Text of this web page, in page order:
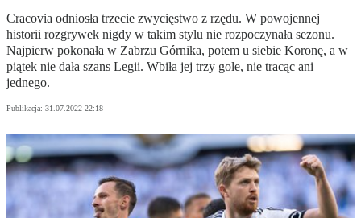
Cracovia odniosła trzecie zwycięstwo z rzędu. W powojennej
historii rozgrywek nigdy w takim stylu nie rozpoczynała sezonu.
Najpierw pokonała w Zabrzu Górnika, potem u siebie Koronę, a w
piątek nie dała szans Legii. Wbiła jej trzy gole, nie tracąc ani
jednego.
Publikacja: 31.07.2022 22:18